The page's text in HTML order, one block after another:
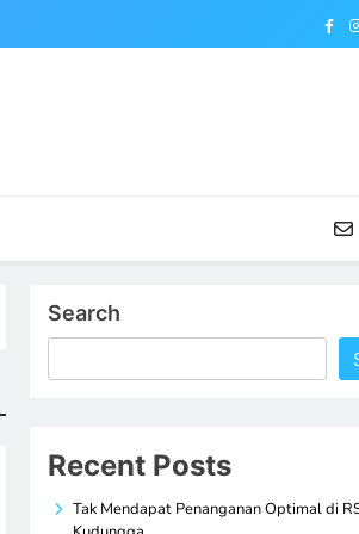
Search
Recent Posts
Tak Mendapat Penanganan Optimal di